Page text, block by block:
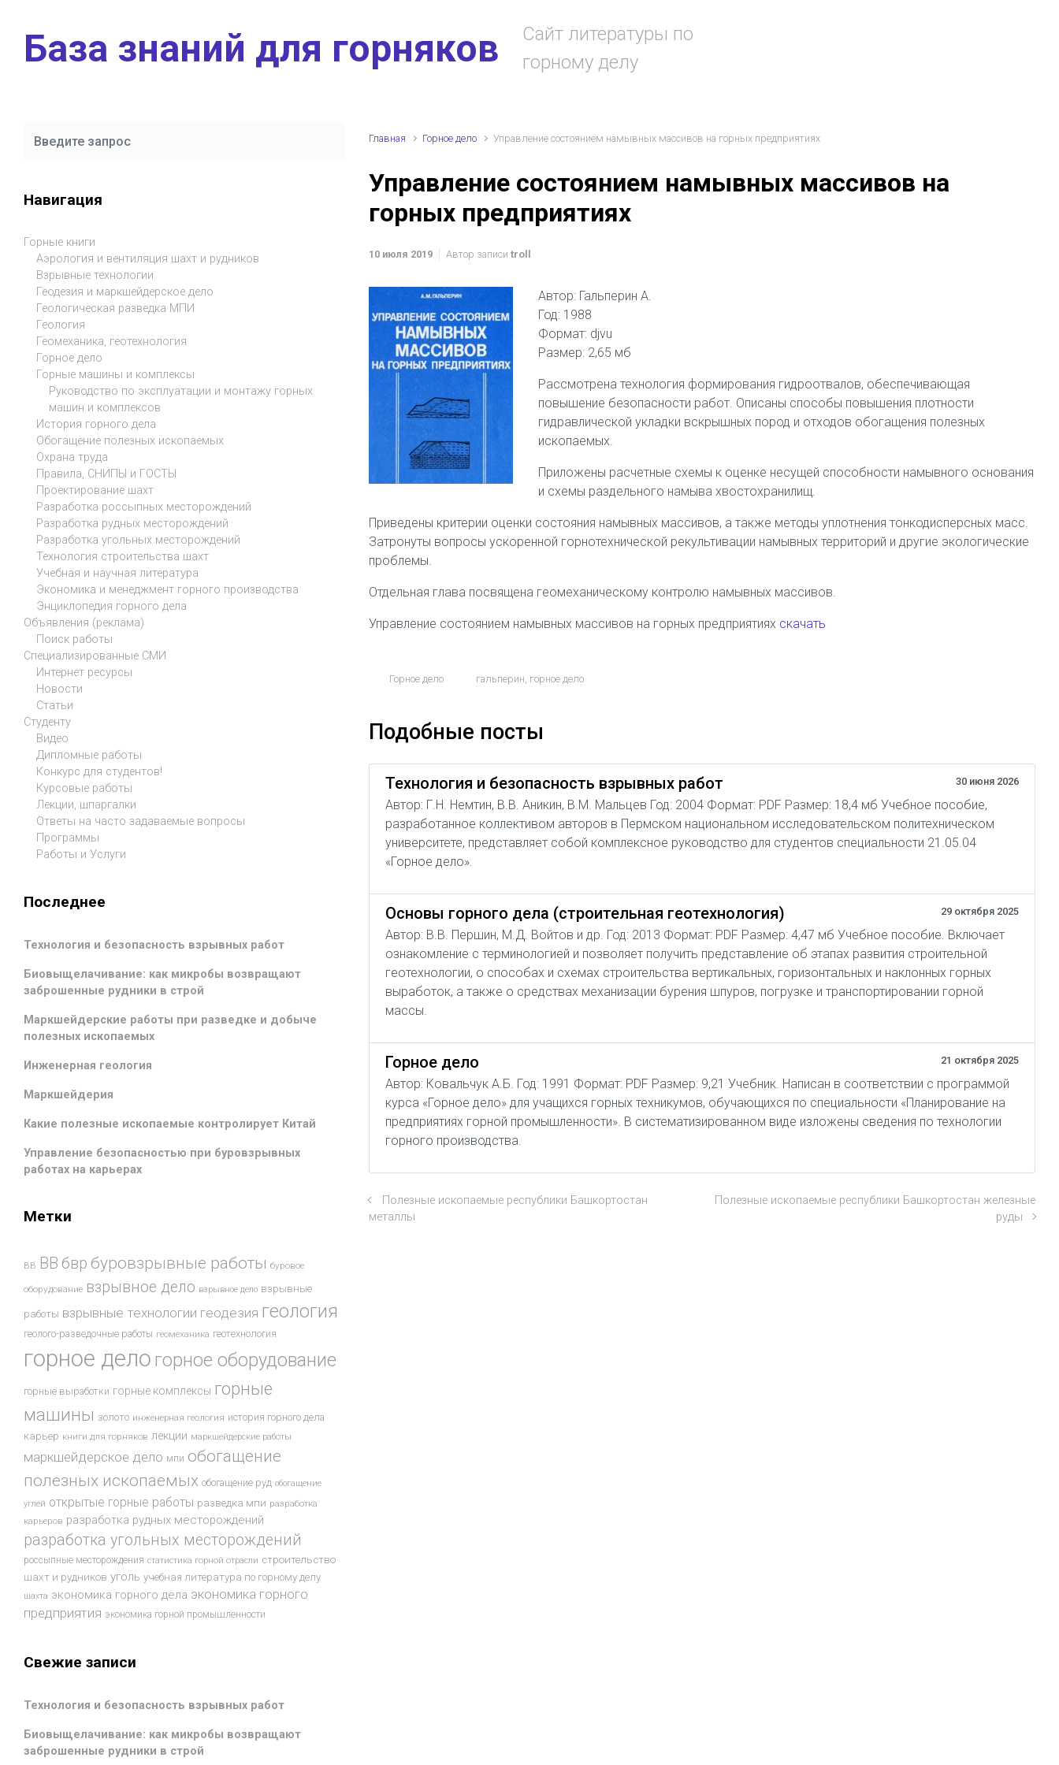
База знаний для горняков
Сайт литературы по
горному делу
Главная Горное дело Управление состоянием намывных массивов на горных предприятиях
Управление состоянием намывных массивов на
горных предприятиях
10 июля 2019 Автор записи troll
Автор: Гальперин А.
Год: 1988
Формат: djvu
Размер: 2,65 мб
Рассмотрена технология формирования гидроотвалов, обеспечивающая
повышение безопасности работ. Описаны способы повышения плотности
гидравлической укладки вскрышных пород и отходов обогащения полезных
ископаемых.
Приложены расчетные схемы к оценке несущей способности намывного основания
и схемы раздельного намыва хвостохранилищ.
Приведены критерии оценки состояния намывных массивов, а также методы уплотнения тонкодисперсных масс.
Затронуты вопросы ускоренной горнотехнической рекультивации намывных территорий и другие экологические
проблемы.
Отдельная глава посвящена геомеханическому контролю намывных массивов.
Управление состоянием намывных массивов на горных предприятиях скачать
Горное дело гальперин, горное дело
Подобные посты
Технология и безопасность взрывных работ 30 июня 2026
Автор: Г.Н. Немтин, В.В. Аникин, В.М. Мальцев Год: 2004 Формат: PDF Размер: 18,4 мб Учебное пособие,
разработанное коллективом авторов в Пермском национальном исследовательском политехническом
университете, представляет собой комплексное руководство для студентов специальности 21.05.04
«Горное дело».
Основы горного дела (строительная геотехнология) 29 октября 2025
Автор: В.В. Першин, М.Д. Войтов и др. Год: 2013 Формат: PDF Размер: 4,47 мб Учебное пособие. Включает
ознакомление с терминологией и позволяет получить представление об этапах развития строительной
геотехнологии, о способах и схемах строительства вертикальных, горизонтальных и наклонных горных
выработок, а также о средствах механизации бурения шпуров, погрузке и транспортировании горной
массы.
Горное дело 21 октября 2025
Автор: Ковальчук А.Б. Год: 1991 Формат: PDF Размер: 9,21 Учебник. Написан в соответствии с программой
курса «Горное дело» для учащихся горных техникумов, обучающихся по специальности «Планирование на
предприятиях горной промышленности». В систематизированном виде изложены сведения по технологии
горного производства.
Полезные ископаемые республики Башкортостан
металлы
Полезные ископаемые республики Башкортостан железные
руды
Навигация
Горные книги
Аэрология и вентиляция шахт и рудников
Взрывные технологии
Геодезия и маркшейдерское дело
Геологическая разведка МПИ
Геология
Геомеханика, геотехнология
Горное дело
Горные машины и комплексы
Руководство по эксплуатации и монтажу горных
машин и комплексов
История горного дела
Обогащение полезных ископаемых
Охрана труда
Правила, СНИПЫ и ГОСТЫ
Проектирование шахт
Разработка россыпных месторождений
Разработка рудных месторождений
Разработка угольных месторождений
Технология строительства шахт
Учебная и научная литература
Экономика и менеджмент горного производства
Энциклопедия горного дела
Объявления (реклама)
Поиск работы
Специализированные СМИ
Интернет ресурсы
Новости
Статьи
Студенту
Видео
Дипломные работы
Конкурс для студентов!
Курсовые работы
Лекции, шпаргалки
Ответы на часто задаваемые вопросы
Программы
Работы и Услуги
Последнее
Технология и безопасность взрывных работ
Биовыщелачивание: как микробы возвращают
заброшенные рудники в строй
Маркшейдерские работы при разведке и добыче
полезных ископаемых
Инженерная геология
Маркшейдерия
Какие полезные ископаемые контролирует Китай
Управление безопасностью при буровзрывных
работах на карьерах
Метки
ВВ ВВ бвр буровзрывные работы буровое
оборудование взрывное дело взрывное дело взрывные
работы взрывные технологии геодезия геология
геолого-разведочные работы геомеханика геотехнология
горное дело горное оборудование
горные выработки горные комплексы горные
машины золото инженерная геология история горного дела
карьер книги для горняков лекции маркшейдерские работы
маркшейдерское дело мпи обогащение
полезных ископаемых обогащение руд обогащение
углей открытые горные работы разведка мпи разработка
карьеров разработка рудных месторождений
разработка угольных месторождений
россыпные месторождения статистика горной отрасли строительство
шахт и рудников уголь учебная литература по горному делу
шахта экономика горного дела экономика горного
предприятия экономика горной промышленности
Свежие записи
Технология и безопасность взрывных работ
Биовыщелачивание: как микробы возвращают
заброшенные рудники в строй